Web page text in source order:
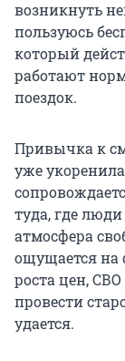
возникнуть
пользуюсь
который
работают
поездок.
Привычка к
уже
туда, где
атмосфера
ощущается на
роста цен,
провести
удается.